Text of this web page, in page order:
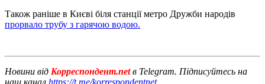
Також раніше в Києві біля станції метро Дружби народів
прорвало трубу з гарячою водою.
Новини від Корреспондент.netв Telegram. Підписуйтесь на
наш канал https://t.me/korrespondentnet